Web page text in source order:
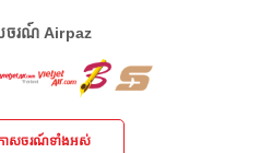
ចរណ៍ Airpaz
ាសចរណ៍ទាំងអស់